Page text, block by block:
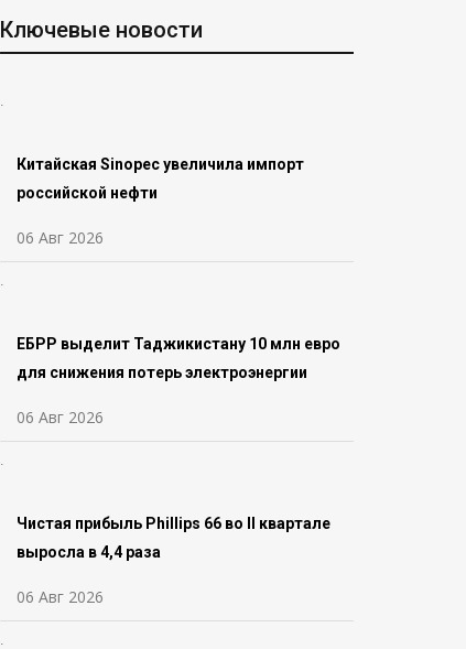
Ключевые новости
Китайская Sinopec увеличила импорт
российской нефти
06 Авг 2026
ЕБРР выделит Таджикистану 10 млн евро
для снижения потерь электроэнергии
06 Авг 2026
Чистая прибыль Phillips 66 во ll квартале
выросла в 4,4 раза
06 Авг 2026